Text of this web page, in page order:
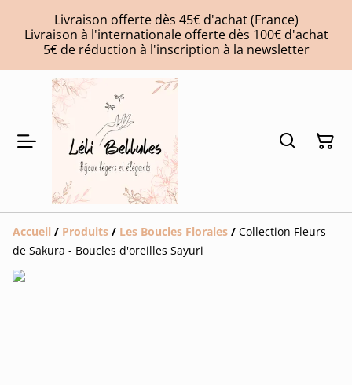
Livraison offerte dès 45€ d'achat (France)
Livraison à l'internationale offerte dès 100€ d'achat
5€ de réduction à l'inscription à la newsletter
Accueil / Produits / Les Boucles Florales / Collection Fleurs
de Sakura - Boucles d'oreilles Sayuri